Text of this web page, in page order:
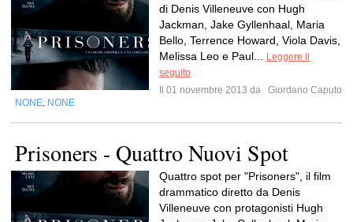
di Denis Villeneuve con Hugh
Jackman, Jake Gyllenhaal, Maria
Bello, Terrence Howard, Viola Davis,
Melissa Leo e Paul...
Leggere il
seguito
Il 01 novembre 2013 da
Giordano Caputo
NONE NONE
Prisoners - Quattro Nuovi Spot
Quattro spot per "Prisoners", il film
drammatico diretto da Denis
Villeneuve con protagonisti Hugh